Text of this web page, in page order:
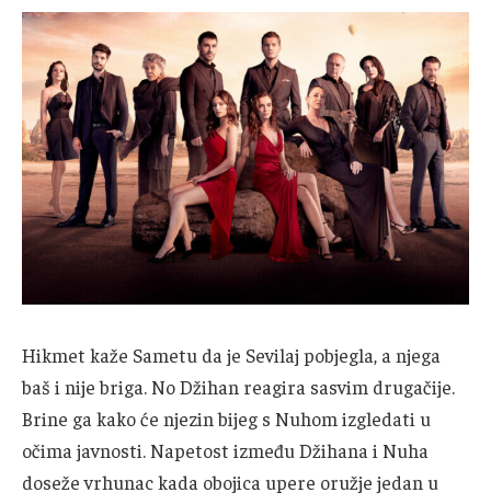
Hikmet kaže Sametu da je Sevilaj pobjegla, a njega
baš i nije briga. No Džihan reagira sasvim drugačije.
Brine ga kako će njezin bijeg s Nuhom izgledati u
očima javnosti. Napetost između Džihana i Nuha
doseže vrhunac kada obojica upere oružje jedan u